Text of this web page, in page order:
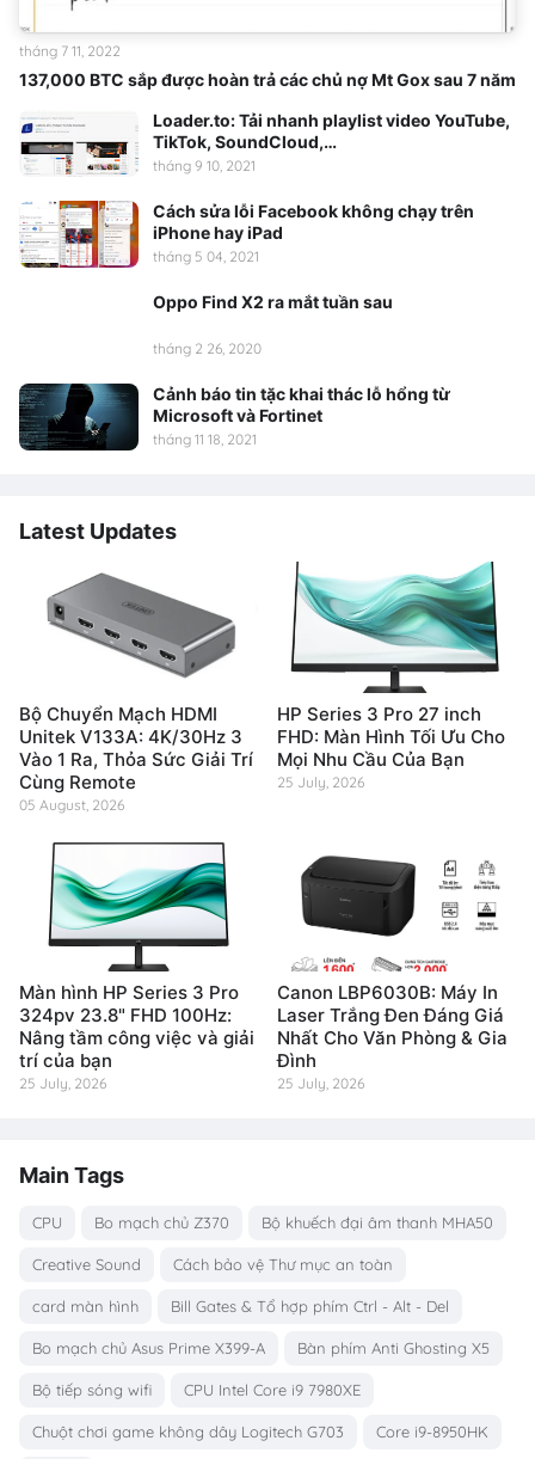
137,000 BTC sắp được hoàn trả các chủ nợ Mt Gox sau 7 năm
tháng 7 11, 2022
Loader.to: Tải nhanh playlist video YouTube,
TikTok, SoundCloud,…
tháng 9 10, 2021
Cách sửa lỗi Facebook không chạy trên
iPhone hay iPad
tháng 5 04, 2021
Oppo Find X2 ra mắt tuần sau
tháng 2 26, 2020
Cảnh báo tin tặc khai thác lỗ hổng từ
Microsoft và Fortinet
tháng 11 18, 2021
Latest Updates
Bộ Chuyển Mạch HDMI
Unitek V133A: 4K/30Hz 3
Vào 1 Ra, Thỏa Sức Giải Trí
Cùng Remote
05 August, 2026
HP Series 3 Pro 27 inch
FHD: Màn Hình Tối Ưu Cho
Mọi Nhu Cầu Của Bạn
25 July, 2026
Màn hình HP Series 3 Pro
324pv 23.8" FHD 100Hz:
Nâng tầm công việc và giải
trí của bạn
25 July, 2026
Canon LBP6030B: Máy In
Laser Trắng Đen Đáng Giá
Nhất Cho Văn Phòng & Gia
Đình
25 July, 2026
Main Tags
CPU Bo mạch chủ Z370 Bộ khuếch đại âm thanh MHA50
Creative Sound Cách bảo vệ Thư mục an toàn
card màn hình Bill Gates & Tổ hợp phím Ctrl - Alt - Del
Bo mạch chủ Asus Prime X399-A Bàn phím Anti Ghosting X5
Bộ tiếp sóng wifi CPU Intel Core i9 7980XE
Chuột chơi game không dây Logitech G703 Core i9-8950HK